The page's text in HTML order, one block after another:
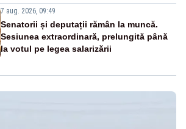
7 aug. 2026, 09:49
Senatorii și deputații rămân la muncă.
Sesiunea extraordinară, prelungită până
la votul pe legea salarizării